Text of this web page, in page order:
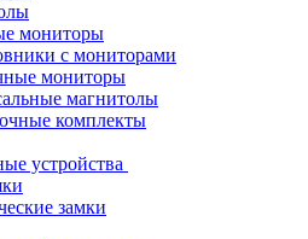
мониторы
с мониторами
мониторы
магнитолы
комплекты
устройства
замки